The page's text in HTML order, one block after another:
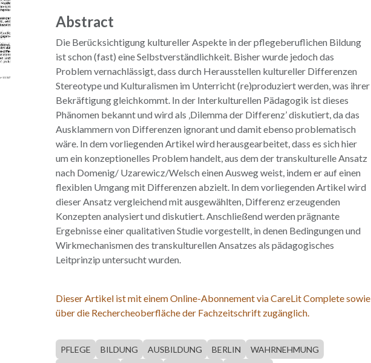
Abstract
Die Berücksichtigung kultureller Aspekte in der pflegeberuflichen Bildung
ist schon (fast) eine Selbstverständlichkeit. Bisher wurde jedoch das
Problem vernachlässigt, dass durch Herausstellen kultureller Differenzen
Stereotype und Kulturalismen im Unterricht (re)produziert werden, was ihrer
Bekräftigung gleichkommt. In der Interkulturellen Pädagogik ist dieses
Phänomen bekannt und wird als ‚Dilemma der Differenz’ diskutiert, da das
Ausklammern von Differenzen ignorant und damit ebenso problematisch
wäre. In dem vorliegenden Artikel wird herausgearbeitet, dass es sich hier
um ein konzeptionelles Problem handelt, aus dem der transkulturelle Ansatz
nach Domenig/ Uzarewicz/Welsch einen Ausweg weist, indem er auf einen
flexiblen Umgang mit Differenzen abzielt. In dem vorliegenden Artikel wird
dieser Ansatz vergleichend mit ausgewählten, Differenz erzeugenden
Konzepten analysiert und diskutiert. Anschließend werden prägnante
Ergebnisse einer qualitativen Studie vorgestellt, in denen Bedingungen und
Wirkmechanismen des transkulturellen Ansatzes als pädagogisches
Leitprinzip untersucht wurden.
Dieser Artikel ist mit einem Online-Abonnement via CareLit Complete sowie
über die Rechercheoberfläche der Fachzeitschrift zugänglich.
PFLEGE BILDUNG AUSBILDUNG BERLIN
WAHRNEHMUNG